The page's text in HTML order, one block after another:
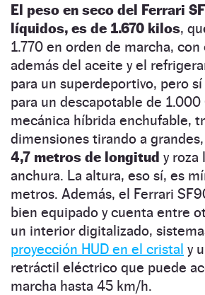
El peso en seco del Ferrari
líquidos, es de 1.670 kilos,
1.770 en orden de marcha,
además del aceite y el
para un superdeportivo, pero
para un descapotable de 1.000
mecánica híbrida enchufable,
dimensiones tirando a
4,7 metros de longitud y roza
anchura. La altura, eso sí, es
metros. Además, el Ferrari
bien equipado y cuenta entre
un interior digitalizado,
proyección HUD en el cristal y
retráctil eléctrico que puede
marcha hasta 45 km/h.